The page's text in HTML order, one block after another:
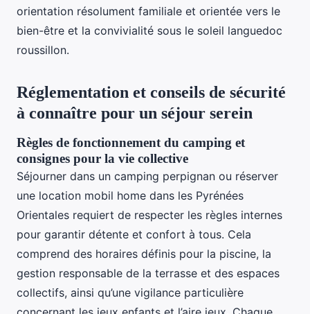
orientation résolument familiale et orientée vers le
bien-être et la convivialité sous le soleil languedoc
roussillon.
Réglementation et conseils de sécurité
à connaître pour un séjour serein
Règles de fonctionnement du camping et
consignes pour la vie collective
Séjourner dans un camping perpignan ou réserver
une location mobil home dans les Pyrénées
Orientales requiert de respecter les règles internes
pour garantir détente et confort à tous. Cela
comprend des horaires définis pour la piscine, la
gestion responsable de la terrasse et des espaces
collectifs, ainsi qu’une vigilance particulière